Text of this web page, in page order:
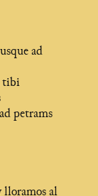
ad
tibi
petrams
lloramos al